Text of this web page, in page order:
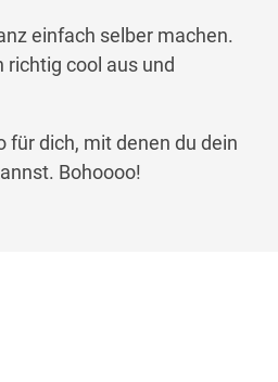
einfach selber machen.
cool aus und
für dich, mit denen du dein
Bohoooo!